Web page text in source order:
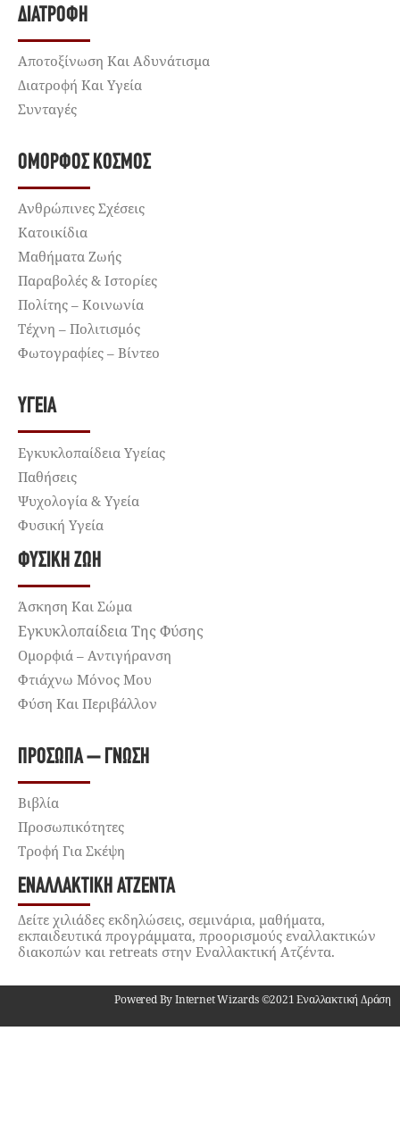
ΔΙΑΤΡΟΦΉ
Αποτοξίνωση Και Αδυνάτισμα
Διατροφή Και Υγεία
Συνταγές
ΌΜΟΡΦΟΣ ΚΌΣΜΟΣ
Ανθρώπινες Σχέσεις
Κατοικίδια
Μαθήματα Ζωής
Παραβολές & Ιστορίες
Πολίτης – Κοινωνία
Τέχνη – Πολιτισμός
Φωτογραφίες – Βίντεο
ΥΓΕΊΑ
Εγκυκλοπαίδεια Υγείας
Παθήσεις
Ψυχολογία & Υγεία
Φυσική Υγεία
ΦΥΣΙΚΉ ΖΩΉ
Άσκηση Και Σώμα
Εγκυκλοπαίδεια Της Φύσης
Ομορφιά – Αντιγήρανση
Φτιάχνω Μόνος Μου
Φύση Και Περιβάλλον
ΠΡΌΣΩΠΑ – ΓΝΏΣΗ
Βιβλία
Προσωπικότητες
Τροφή Για Σκέψη
ΕΝΑΛΛΑΚΤΙΚΉ ΑΤΖΈΝΤΑ
Δείτε χιλιάδες εκδηλώσεις, σεμινάρια, μαθήματα,
εκπαιδευτικά προγράμματα, προορισμούς εναλλακτικών
διακοπών και retreats στην Εναλλακτική Ατζέντα.
Powered By Internet Wizards ©2021 Εναλλακτική Δράση